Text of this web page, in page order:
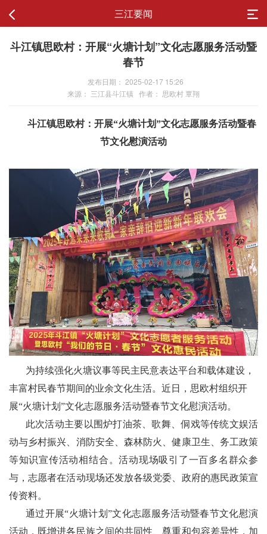
三江要闻
斗江镇思欧村：开展“火塘计划”文化志愿服务活动暨
春节
发布日期： 2025-02-17 15:26
来源： 三江县斗江镇 作者： 思欧村 覃翔
斗江镇思欧村：开展“火塘计划”文化志愿服务活动暨春
节文化慰演活动
为持续强化火塘议事等民主民意表达平台和载体建设，
丰富村民春节期间的业余文化生活。近日，思欧村组织开
展“火塘计划”文化志愿服务活动暨春节文化慰演活动。
此次活动主要 以 围炉打油茶 、歌舞、侗戏等传统文娱活
动与乡村振兴 消防安全 、森林防火 、健康卫生、务工政策
等知识宣传活动相结合。活动现场吸引了一百多名群众参
与 ，志愿者在活动现场还发放各级党委、政府的惠民政策宣
传资料。
通过开展“火塘计划”文化志愿服务活动暨春节文化慰演
活动 ， 既增进各 民族之间的共同性、尊重和包容差异性 ，加